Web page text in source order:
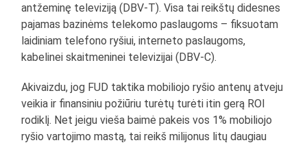
antžeminę televiziją (DBV-T). Visa tai reikštų didesnes
pajamas bazinėms telekomo paslaugoms – fiksuotam
laidiniam telefono ryšiui, interneto paslaugoms,
kabelinei skaitmeninei televizijai (DBV-C).
Akivaizdu, jog FUD taktika mobiliojo ryšio antenų atveju
veikia ir finansiniu požiūriu turėtų turėti itin gerą ROI
rodiklį. Net jeigu vieša baimė pakeis vos 1% mobiliojo
ryšio vartojimo mastą, tai reikš milijonus litų daugiau